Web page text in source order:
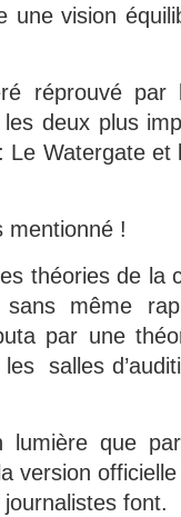
une vision
réprouvé par
deux plus
Le Watergate et
mentionné !
théories de la
sans même
par une
salles
que
version
font.